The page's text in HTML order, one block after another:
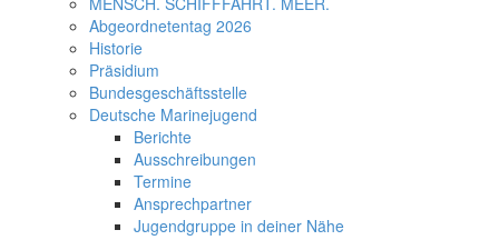
Abgeordnetentag 2026
Historie
Präsidium
Bundesgeschäftsstelle
Deutsche Marinejugend
Berichte
Ausschreibungen
Termine
Ansprechpartner
Jugendgruppe in deiner Nähe